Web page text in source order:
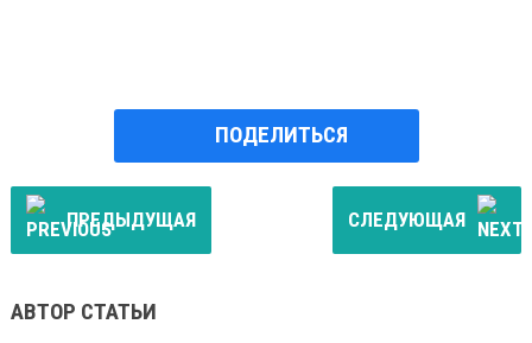
ПОДЕЛИТЬСЯ
ПРЕДЫДУЩАЯ СЛЕДУЮЩАЯ
АВТОР СТАТЬИ